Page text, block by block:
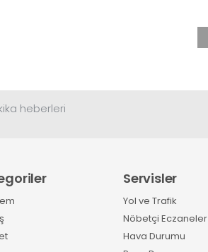
heberleri
Servisler
Yol ve Trafik
Nöbetçi Eczaneler
Hava Durumu